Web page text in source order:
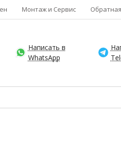
Монтаж и Сервис
Написать в
WhatsApp